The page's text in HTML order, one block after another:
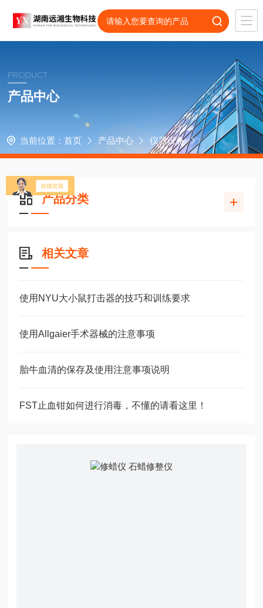
PRODUCT
产品中心
当前位置： 首页 产品中心 仪器设备
产品分类
相关文章
使用NYU大小鼠打击器的技巧和训练要求
使用Allgaier手术器械的注意事项
胎牛血清的保存及使用注意事项说明
FST止血钳如何进行消毒，不懂的请看这里！